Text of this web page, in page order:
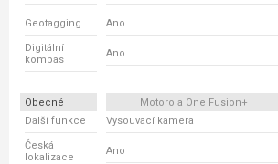
Geotagging Ano
Digitální
kompas
Ano
Obecné Motorola One Fusion+
Další funkce
Vysouvací kamera
Česká
lokalizace
Ano